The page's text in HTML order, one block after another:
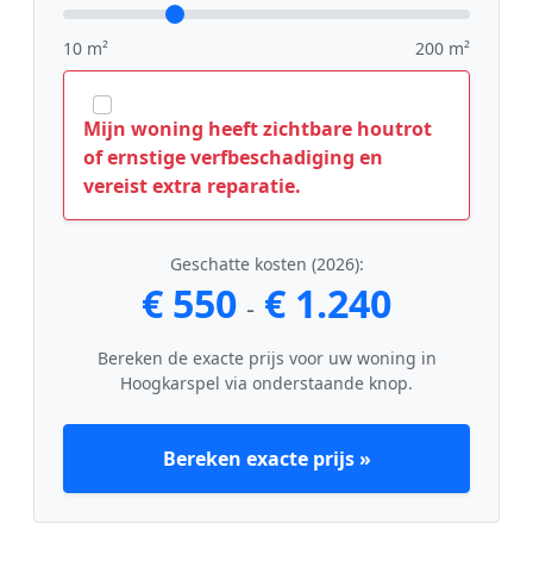
10 m² 200 m²
Mijn woning heeft zichtbare houtrot
of ernstige verfbeschadiging en
vereist extra reparatie.
Geschatte kosten (2026):
€ 550 - € 1.240
Bereken de exacte prijs voor uw woning in
Hoogkarspel via onderstaande knop.
Bereken exacte prijs »